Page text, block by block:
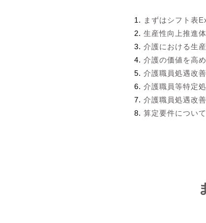
まずはシフト表
生産性向上推進
介護における生
介護の価値を高
介護職員処遇改
介護職員等特定
介護職員処遇改
算定要件について